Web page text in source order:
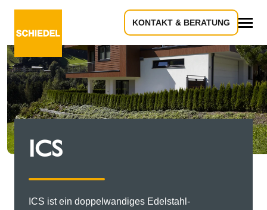
KONTAKT & BERATUNG
ICS
ICS ist ein doppelwandiges Edelstahl-